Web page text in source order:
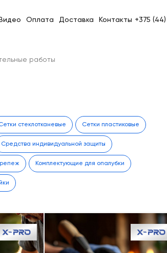
Видео Оплата Доставка Контакты +375
работы
стеклотканевые Сетки пластиковые
Средства индивидуальной защиты
Комплектующие для опалубки